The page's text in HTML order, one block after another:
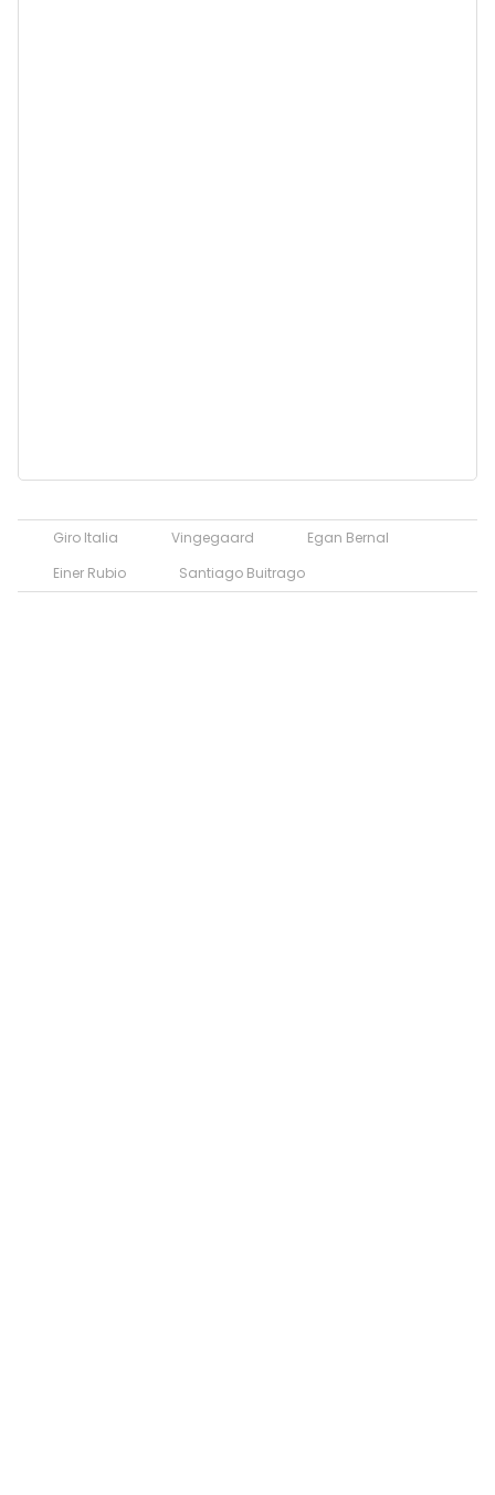
Giro Italia Vingegaard
Egan Bernal
Einer Rubio
Santiago Buitrago